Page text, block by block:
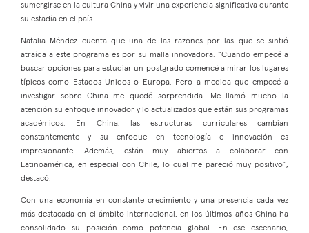
sumergirse en la cultura China y vivir una experiencia significativa durante
su estadía en el país.
Natalia Méndez cuenta que una de las razones por las que se sintió
atraída a este programa es por su malla innovadora. “Cuando empecé a
buscar opciones para estudiar un postgrado comencé a mirar los lugares
típicos como Estados Unidos o Europa. Pero a medida que empecé a
investigar sobre China me quedé sorprendida. Me llamó mucho la
atención su enfoque innovador y lo actualizados que están sus programas
académicos. En China, las estructuras curriculares cambian
constantemente y su enfoque en tecnología e innovación es
impresionante. Además, están muy abiertos a colaborar con
Latinoamérica, en especial con Chile, lo cual me pareció muy positivo”,
destacó.
Con una economía en constante crecimiento y una presencia cada vez
más destacada en el ámbito internacional, en los últimos años China ha
consolidado su posición como potencia global. En ese escenario,